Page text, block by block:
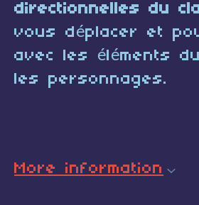
directionnelles du
vous déplacer et
avec les éléments
les personnages.
More information